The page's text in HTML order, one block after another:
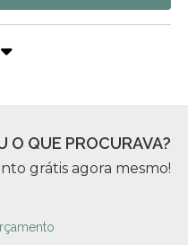
O QUE PROCURAVA?
grátis agora mesmo!